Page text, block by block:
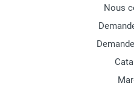
Nous